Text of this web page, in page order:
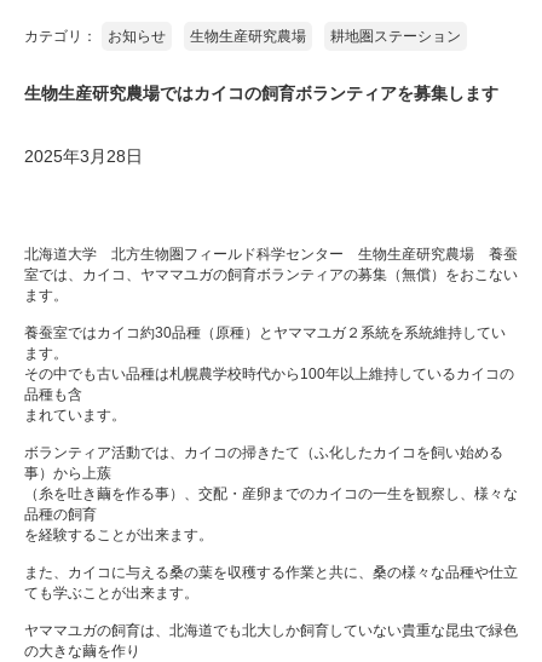
カテゴリ： お知らせ 生物生産研究農場 耕地圏ステーション
生物生産研究農場ではカイコの飼育ボランティアを募集します
2025年3月28日
北海道大学　北方生物圏フィールド科学センター　生物生産研究農場　養蚕
室では、カイコ、ヤママユガの飼育ボランティアの募集（無償）をおこない
ます。
養蚕室ではカイコ約30品種（原種）とヤママユガ２系統を系統維持してい
ます。
その中でも古い品種は札幌農学校時代から100年以上維持しているカイコの
品種も含
まれています。
ボランティア活動では、カイコの掃きたて（ふ化したカイコを飼い始める
事）から上蔟
（糸を吐き繭を作る事）、交配・産卵までのカイコの一生を観察し、様々な
品種の飼育
を経験することが出来ます。
また、カイコに与える桑の葉を収穫する作業と共に、桑の様々な品種や仕立
ても学ぶことが出来ます。
ヤママユガの飼育は、北海道でも北大しか飼育していない貴重な昆虫で緑色
の大きな繭を作り